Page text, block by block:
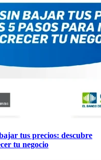
tus precios: descubre
tu negocio